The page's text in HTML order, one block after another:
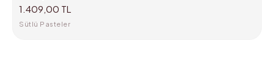
1.409,00 TL
Sütlü Pasteler